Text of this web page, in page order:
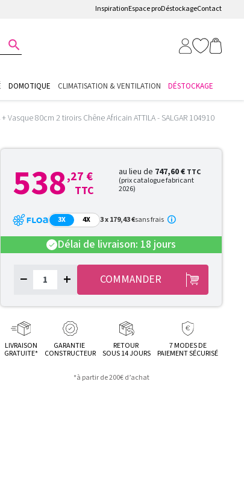
InspirationEspace proDéstockageContact

DOMOTIQUE CLIMATISATION & VENTILATION DÉSTOCKAGE
Vasque 80cm 2 tiroirs Chêne Africain ATTILA - SALGAR 104910
538,27 €
TTC
au lieu de 747,60 € TTC
(prix catalogue fabricant
2026)
3X 4X 3 x 179,43 €sans frais
check Délai de livraison: 18 jours
− + COMMANDER
LIVRAISON
GRATUITE*
GARANTIE
CONSTRUCTEUR
RETOUR
SOUS 14 JOURS
7 MODES DE
PAIEMENT SÉCURISÉ
*à partir de 200€ d’achat